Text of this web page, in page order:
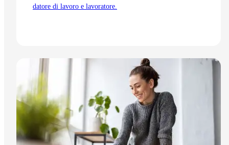
datore di lavoro e lavoratore.
Vai all'articolo